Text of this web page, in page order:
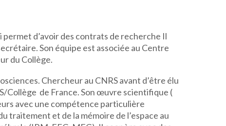
d’avoir des contrats de recherche Il
Son équipe est associée au Centre
du Collège.
Chercheur au CNRS avant d’être élu
Collège de France. Son œuvre scientifique (
avec une compétence particulière
traitement et de la mémoire de l’espace au